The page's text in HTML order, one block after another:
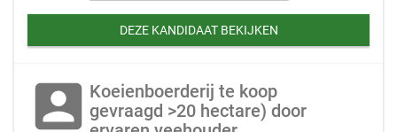
DEZE KANDIDAAT BEKIJKEN
account_box Koeienboerderij te koop
gevraagd >20 hectare) door